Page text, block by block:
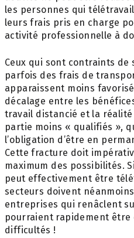
les personnes qui
leurs frais pris en charge
activité professionnelle à
Ceux qui sont contraints
parfois des frais de
apparaissent moins
décalage entre les
travail distancié et la
partie moins « qualifiés »,
l’obligation d’être en
Cette fracture doit
maximum des possibilités.
peut effectivement être
secteurs doivent
entreprises qui renâclent
pourraient rapidement être
difficultés !